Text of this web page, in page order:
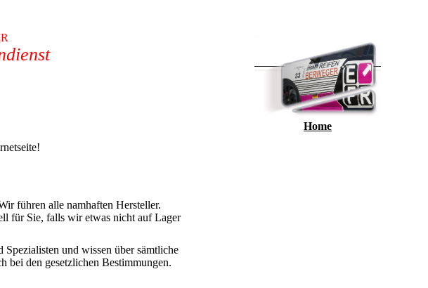
führen alle namhaften Hersteller.
für Sie, falls wir etwas nicht auf Lager
und wissen über sämtliche
bei den gesetzlichen Bestimmungen.
Home